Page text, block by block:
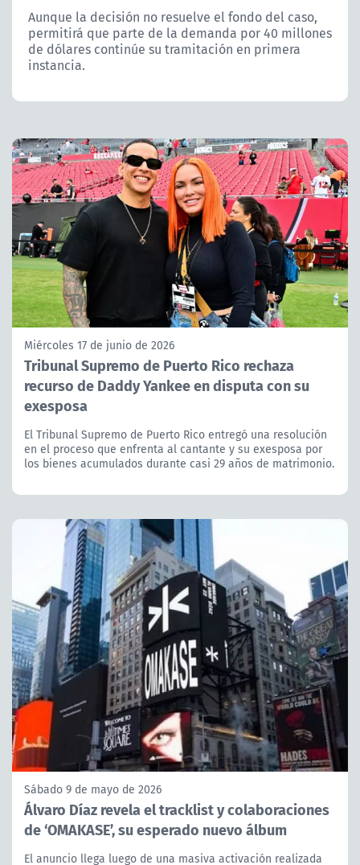
ÁREA DE PROYECTOS
Aunque la decisión no resuelve el fondo del caso,
permitirá que parte de la demanda por 40 millones
de dólares continúe su tramitación en primera
instancia.
Miércoles 17 de junio de 2026
Tribunal Supremo de Puerto Rico rechaza
recurso de Daddy Yankee en disputa con su
exesposa
El Tribunal Supremo de Puerto Rico entregó una resolución
en el proceso que enfrenta al cantante y su exesposa por
los bienes acumulados durante casi 29 años de matrimonio.
Sábado 9 de mayo de 2026
Álvaro Díaz revela el tracklist y colaboraciones
de ‘OMAKASE’, su esperado nuevo álbum
El anuncio llega luego de una masiva activación realizada